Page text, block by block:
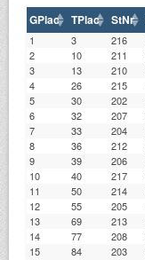
GPlac TPlac StNr
1 3 216
2
10 211
3
13 210
4
26 215
5
30 202
6
32 207
7
33 204
8
36 212
9
39 206
10
40 217
11
50 214
12
55 205
13
69 213
14
77 208
15
84 203